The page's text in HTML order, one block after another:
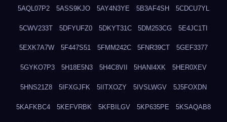
5AQL07P2 5ASS9KJO 5AY4N3YE 5B3AF4SH 5CDCU7YL
5CWV233T 5DFYUFZ0 5DKYT31C 5DM253CG 5E4JC1TI
5EXK7A7W 5F447S51 5FMM242C 5FNR39CT 5GEF3377
5GYKO7P3 5H18E5N3 5H4C8VII 5HANI4XK 5HER0XEV
5HNS21Z8 5IFXGJFK 5IITXOZY 5IVSLWGV 5J5FOXDN
5KAFKBC4 5KEFVRBK 5KFBILGV 5KP635PE 5KSAQAB8